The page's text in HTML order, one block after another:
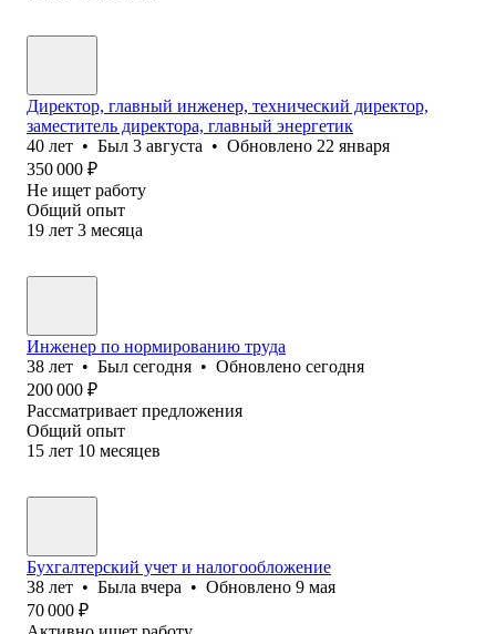
Директор, главный инженер, технический директор,
заместитель директора, главный энергетик
40 лет • Был 3 августа • Обновлено 22 января
350 000 ₽
Не ищет работу
Общий опыт
19 лет 3 месяца
Инженер по нормированию труда
38 лет • Был сегодня • Обновлено сегодня
200 000 ₽
Рассматривает предложения
Общий опыт
15 лет 10 месяцев
Бухгалтерский учет и налогообложение
38 лет • Была вчера • Обновлено 9 мая
70 000 ₽